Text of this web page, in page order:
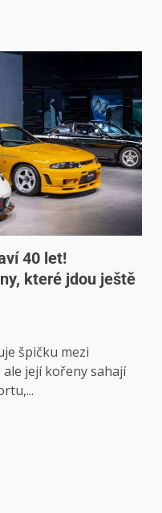
40 let!
které jdou ještě
špičku mezi
její kořeny sahají